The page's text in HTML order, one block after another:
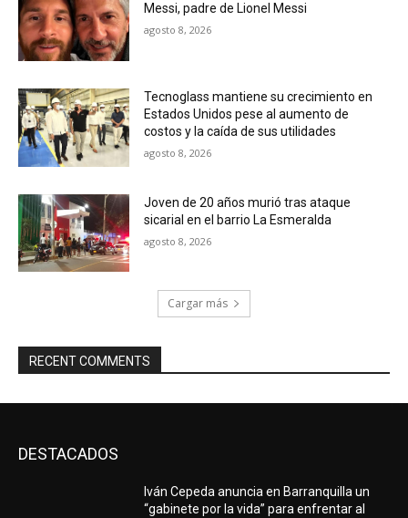
Messi, padre de Lionel Messi
agosto 8, 2026
Tecnoglass mantiene su crecimiento en
Estados Unidos pese al aumento de
costos y la caída de sus utilidades
agosto 8, 2026
Joven de 20 años murió tras ataque
sicarial en el barrio La Esmeralda
agosto 8, 2026
Cargar más
RECENT COMMENTS
DESTACADOS
Iván Cepeda anuncia en Barranquilla un
“gabinete por la vida” para enfrentar al